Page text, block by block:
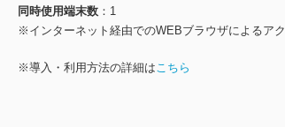
同時使用端末数
1
※インターネット経由でのWEBブラウザによるア
※導入・利用方法の詳細はこちら